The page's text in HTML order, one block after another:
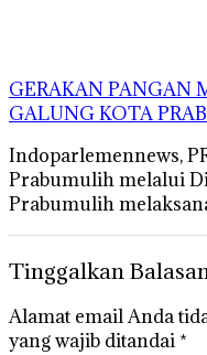
GERAKAN PANGAN
GALUNG KOTA
Indoparlemennews,
Prabumulih melalui
Prabumulih
Tinggalkan Balasan
Alamat email Anda
yang wajib ditandai *